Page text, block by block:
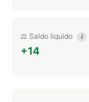
⚖️ Saldo líquido i
+14